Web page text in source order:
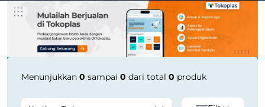
Menunjukkan 0 sampai 0 dari total 0 produk